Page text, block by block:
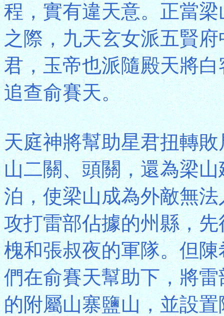
程，實有違天意。正當
之際，九天玄女派五賢
君，玉帝也派隨殿天將
追查俞賽天。
天庭神將幫助星君扭轉
山二關、頭關，還為梁
泊，使梁山成為外敵無
攻打雷部佔據的州縣，
槐和張叔夜的軍隊。但
們在俞賽天幫助下，將
的附屬山寨鹽山，並設